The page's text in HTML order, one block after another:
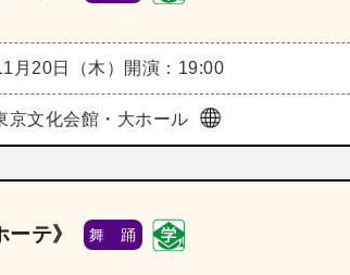
月20日（木） 開演：19:00
京文化会館・大ホール
テ》 舞 踊